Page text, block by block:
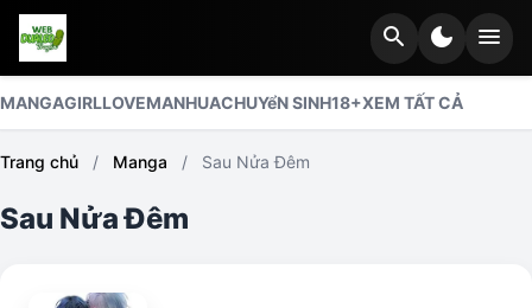
search dark_mode menu
MANGAGIRLLOVEMANHUACHUYểN SINH18+XEM TẤT CẢ
Trang chủ / Manga / Sau Nửa Đêm
Sau Nửa Đêm